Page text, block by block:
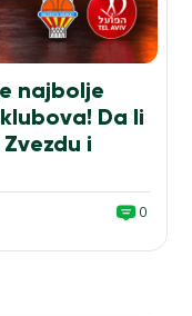
najbolje
Da li
i
0